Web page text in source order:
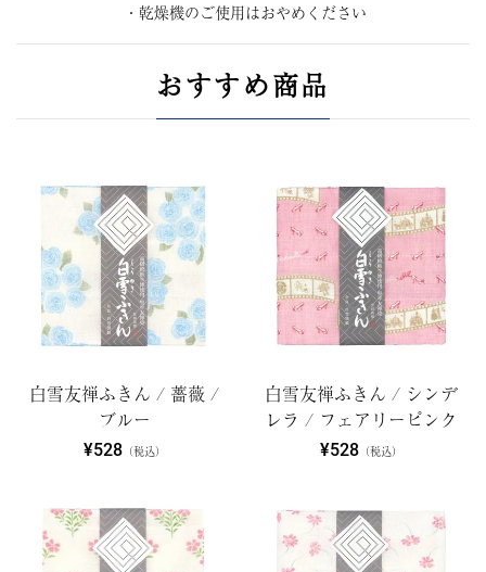
・乾燥機のご使用はおやめください
おすすめ商品
白雪友禅ふきん / 薔薇 /
ブルー
¥528（税込）
白雪友禅ふきん / シンデ
レラ / フェアリーピンク
¥528 （税込）